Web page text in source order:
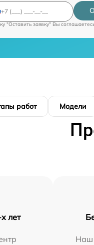
"Оставить заявку" Вы
работ Модели
лет
Наш